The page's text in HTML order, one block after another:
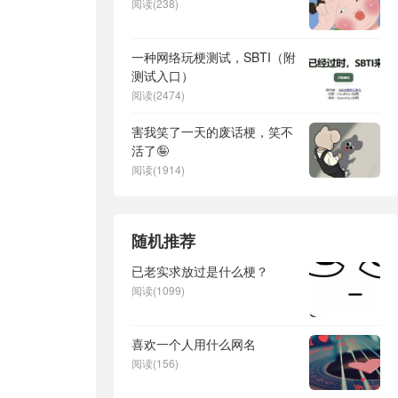
阅读(238)
一种网络玩梗测试，SBTI（附
测试入口）
阅读(2474)
害我笑了一天的废话梗，笑不
活了🤪
阅读(1914)
随机推荐
已老实求放过是什么梗？
阅读(1099)
喜欢一个人用什么网名
阅读(156)